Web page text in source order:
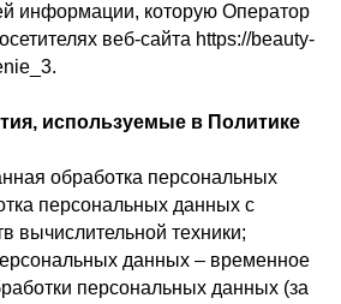
информации, которую Оператор
веб-сайта https://beauty-
используемые в Политике
обработка персональных
персональных данных с
вычислительной техники;
данных – временное
персональных данных (за